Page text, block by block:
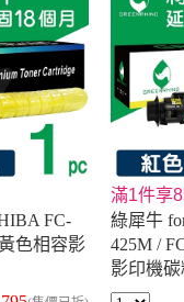
FC-
色相容影
滿1件享
綠犀牛
425M /
影印機碳